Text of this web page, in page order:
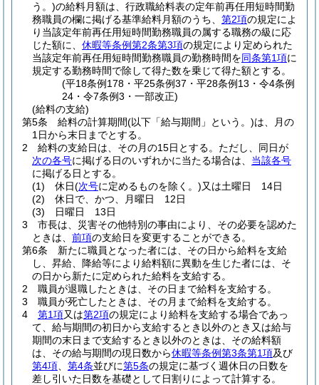
う。)の給料月額は、行政職給料表の定年前再任用短時間勤
務職員の欄に掲げる基準給料月額のうち、 第2項の規定によ
り当該定年前再任用短時間勤務職員の属する職務の級に応
じた額に、 休暇等条例第2条第3項の規定により定められた
当該定年前再任用短時間勤務職員の勤務時間を同条第1項に
規定する勤務時間で除して得た数を乗じて得た額とする。
(平18条例178・平25条例37・平28条例13・令4条例
24・令7条例3・一部改正)
(給料の支給)
第5条
給料の計算期間(以下「給与期間」という。)は、月の
1日から末日までとする。
2
給料の支給日は、その月の15日とする。 ただし、同日が
次の各号に掲げる日のいずれかに当たる場合は、 当該各号
に掲げる日とする。
(1)
休日(次号に定めるものを除く。)又は土曜日 14日
(2)
休日で、かつ、月曜日 12日
(3)
日曜日 13日
3
市長は、災害その他特別の事由により、その必要を認めた
ときは、 前項の支給日を変更することができる。
第6条
新たに職員となった者には、その日から給料を支給
し、昇給、降給等により給料額に異動を生じた者には、そ
の日から新たに定められた給料を支給する。
2
職員が退職したときは、その日まで給料を支給する。
3
職員が死亡したときは、その月まで給料を支給する。
4
第1項又は第2項の規定により給料を支給する場合であっ
て、給与期間の初日から支給するとき以外のとき又は給与
期間の末日まで支給するとき以外のときは、その給料額
は、その給与期間の現日数から休暇等条例第3条第1項及び
第4項
第4条並びに第5条の規定に基づく週休日の日数を
差し引いた日数を基礎として日割りによって計算する。